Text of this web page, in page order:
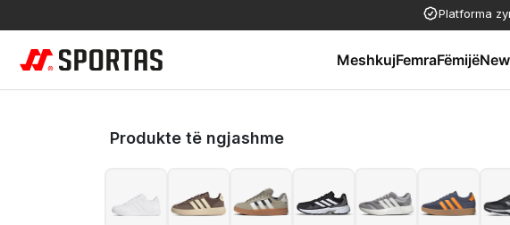
Platforma
MeshkujFemraFëmijëNew
Produkte të ngjashme